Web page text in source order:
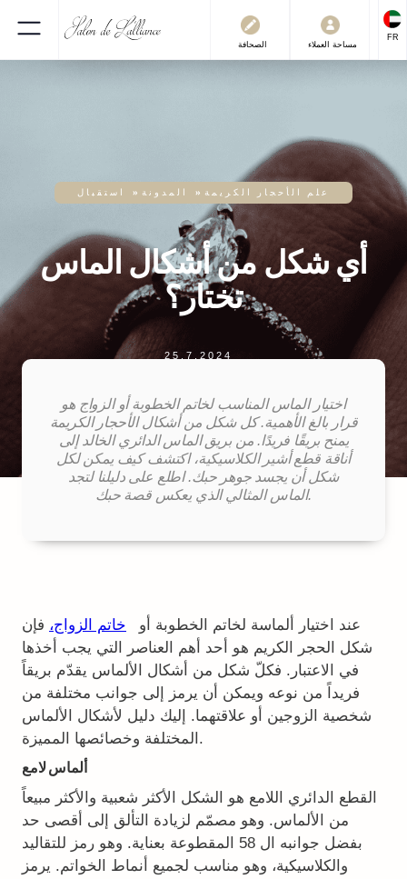
الصحافة مساحة
FR
استقبال » المدونة » علم الأحجار الكريمة
أي شكل من أشكال الماس
تختار؟
25.7.2024
اختيار الماس المناسب لخاتم الخطوبة أو الزواج هو
قرار بالغ الأهمية. كل شكل من أشكال الأحجار الكريمة
يمنح بريقًا فريدًا. من بريق الماس الدائري الخالد إلى
أناقة قطع أشير الكلاسيكية، اكتشف كيف يمكن لكل
شكل أن يجسد جوهر حبك. اطلع على دليلنا لتجد
الماس المثالي الذي يعكس قصة حبك.
عند اختيار ألماسة لخاتم الخطوبة أو خاتم الزواج، فإن
شكل الحجر الكريم هو أحد أهم العناصر التي يجب أخذها
في الاعتبار. فكلّ شكل من أشكال الألماس يقدّم بريقاً
فريداً من نوعه ويمكن أن يرمز إلى جوانب مختلفة من
شخصية الزوجين أو علاقتهما. إليك دليل لأشكال الألماس
المختلفة وخصائصها المميزة.
ألماس لامع
القطع الدائري اللامع هو الشكل الأكثر شعبية والأكثر مبيعاً
من الألماس. وهو مصمّم لزيادة التألق إلى أقصى حد
بفضل جوانبه ال 58 المقطوعة بعناية. وهو رمز للتقاليد
والكلاسيكية، وهو مناسب لجميع أنماط الخواتم. يرمز